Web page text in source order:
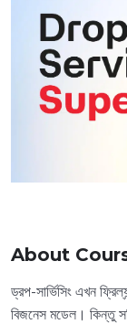
About
ড্রপ-সার্ভিসিং এখন
বিজনেস মডেল। কিন্তু